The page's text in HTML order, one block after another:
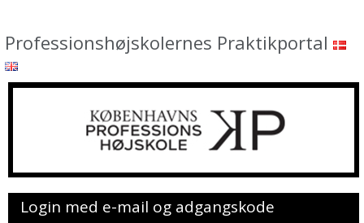
Professionshøjskolernes Praktikportal
Login med e-mail og adgangskode